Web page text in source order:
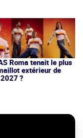
Roma tenait le plus
extérieur de
?